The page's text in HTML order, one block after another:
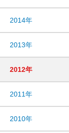
2014年
2013年
2012年
2011年
2010年